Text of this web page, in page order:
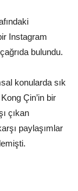
Instagram
bulundu.
konularda sık
Çin’in bir
çıkan
paylaşımlar